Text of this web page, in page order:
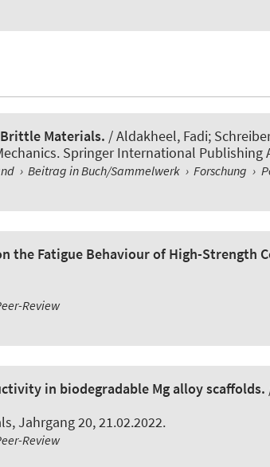
Materials. / Aldakheel, Fadi;
Springer International Publishing
› Beitrag in Buch/Sammelwerk › Forschung ›
the Fatigue Behaviour of High-Strength
Review
in biodegradable Mg alloy scaffolds.
, Jahrgang 20, 21.02.2022.
Review